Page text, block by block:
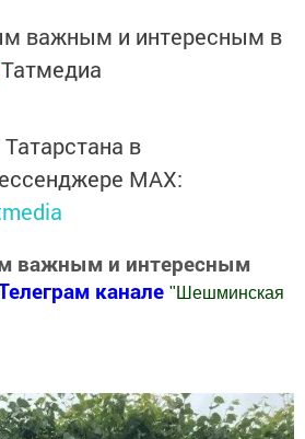
важным и интересным в
Татмедиа
в
MАХ:
важным и интересным
канале " Шешминская